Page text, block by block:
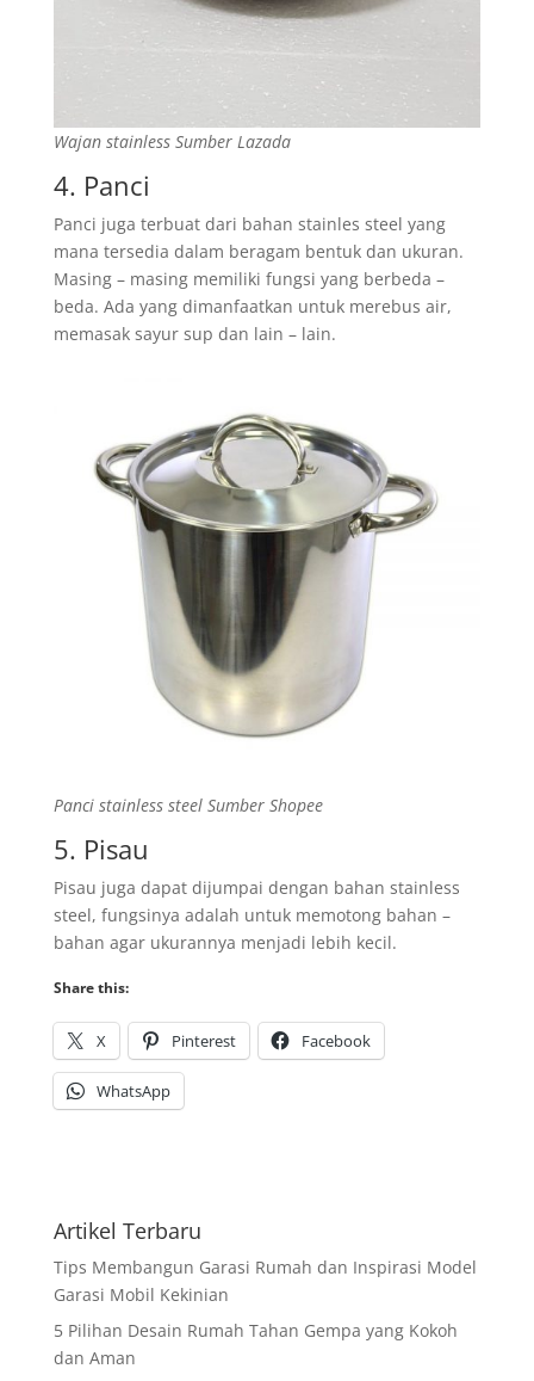
Wajan stainless Sumber Lazada
4. Panci
Panci juga terbuat dari bahan stainles steel yang
mana tersedia dalam beragam bentuk dan ukuran.
Masing – masing memiliki fungsi yang berbeda –
beda. Ada yang dimanfaatkan untuk merebus air,
memasak sayur sup dan lain – lain.
Panci stainless steel Sumber Shopee
5. Pisau
Pisau juga dapat dijumpai dengan bahan stainless
steel, fungsinya adalah untuk memotong bahan –
bahan agar ukurannya menjadi lebih kecil.
Share this:
X Pinterest Facebook
WhatsApp
Artikel Terbaru
Tips Membangun Garasi Rumah dan Inspirasi Model
Garasi Mobil Kekinian
5 Pilihan Desain Rumah Tahan Gempa yang Kokoh
dan Aman